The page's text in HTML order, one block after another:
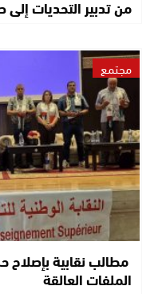
من تدبير التحديات إلى
مجتمع
مطالب نقابية بإصلاح
الملفات العالقة